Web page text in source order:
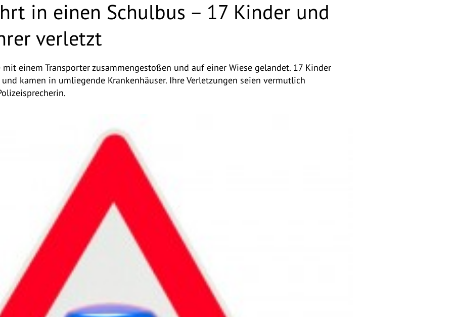
in einen Schulbus – 17 Kinder und
verletzt
einem Transporter zusammengestoßen und auf einer Wiese gelandet. 17 Kinder
kamen in umliegende Krankenhäuser. Ihre Verletzungen seien vermutlich